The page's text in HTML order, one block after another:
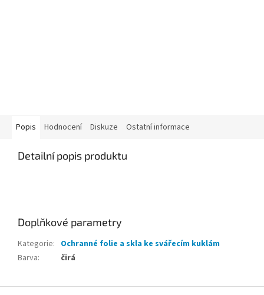
Popis Hodnocení Diskuze Ostatní informace
Detailní popis produktu
Doplňkové parametry
Kategorie: Ochranné folie a skla ke svářecím kuklám
Barva: čirá